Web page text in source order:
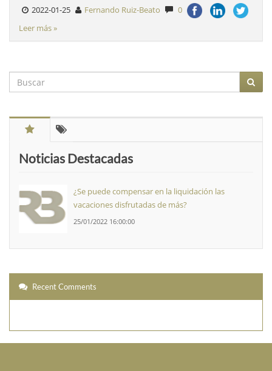
2022-01-25 Fernando Ruiz-Beato
0
Leer más »
Noticias Destacadas
¿Se puede compensar en la liquidación las
vacaciones disfrutadas de más?
25/01/2022 16:00:00
Recent Comments